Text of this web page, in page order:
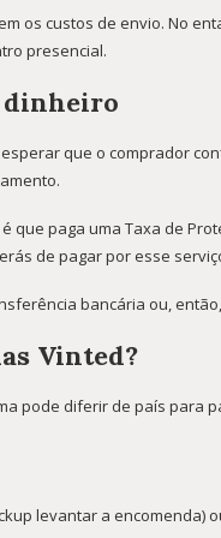
os custos de envio. No
presencial.
dinheiro
que o comprador
que paga uma Taxa de
de pagar por esse
bancária ou,
Vinted?
pode diferir de país para
levantar a encomenda)